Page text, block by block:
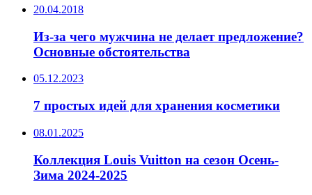
20.04.2018
Из-за чего мужчина не делает предложение?
Основные обстоятельства
05.12.2023
7 простых идей для хранения косметики
08.01.2025
Коллекция Louis Vuitton на сезон Осень-
Зима 2024-2025